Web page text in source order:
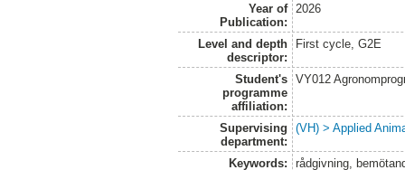
Year of
Publication:
2026
Level and depth
descriptor:
First cycle, G2E
Student's
programme
affiliation:
VY012
Supervising
department:
(VH) > Applied
Keywords:
rådgivning,